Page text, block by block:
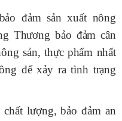
đảmsản xuất nông
Thương bảo đảm cân
sản, thực phẩm nhất
để xảy ra tình trạng
lượng, bảo đảm an